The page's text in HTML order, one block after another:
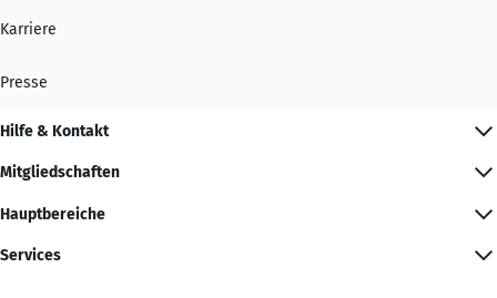
Karriere
Presse
Hilfe & Kontakt
Mitgliedschaften
Hauptbereiche
Services